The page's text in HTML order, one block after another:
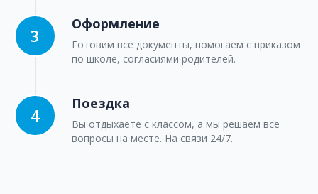
Оформление
Готовим все документы, помогаем с приказом
по школе, согласиями родителей.
Поездка
Вы отдыхаете с классом, а мы решаем все
вопросы на месте. На связи 24/7.